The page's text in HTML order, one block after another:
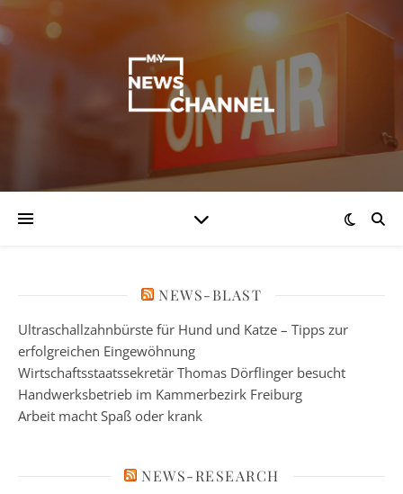
NEWS-BLAST
Ultraschallzahnbürste für Hund und Katze – Tipps zur
erfolgreichen Eingewöhnung
Wirtschaftsstaatssekretär Thomas Dörflinger besucht
Handwerksbetrieb im Kammerbezirk Freiburg
Arbeit macht Spaß oder krank
NEWS-RESEARCH